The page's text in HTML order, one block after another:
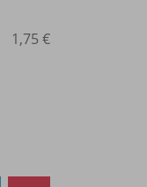
1,75 €